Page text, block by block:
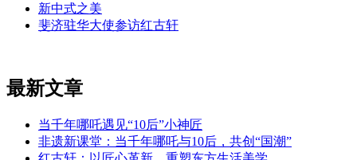
新中式之美
斐济驻华大使参访红古轩
最新文章
当千年哪吒遇见“10后”小神匠
非遗新课堂：当千年哪吒与10后，共创“国潮”